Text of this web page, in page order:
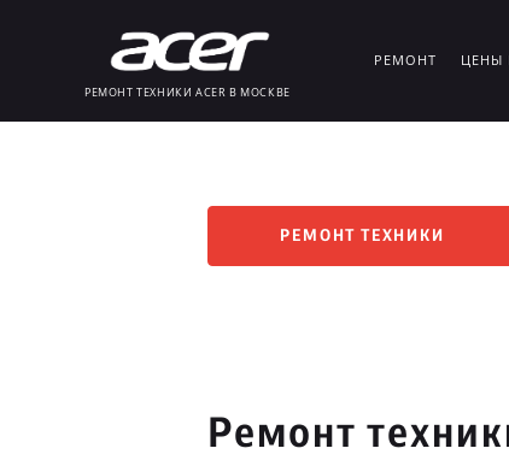
РЕМОНТ ТЕХНИКИ ACER В МОСКВЕ
РЕМОНТ ЦЕНЫ
РЕМОНТ ТЕХНИКИ
Ремонт